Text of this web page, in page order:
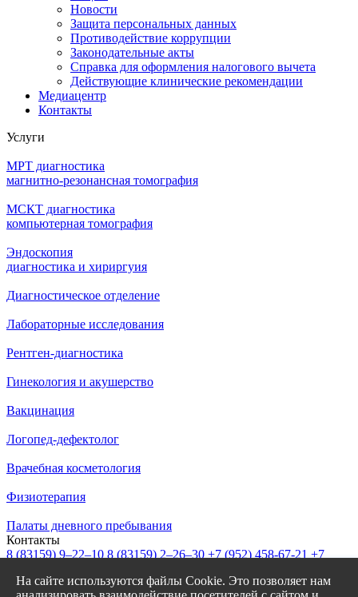
Новости
Защита персональных данных
Противодействие коррупции
Законодательные акты
Справка для оформления налогового вычета
Действующие клинические рекомендации
Медиацентр
Контакты
Услуги
МРТ диагностика
магнитно-резонансная томография
МСКТ диагностика
компьютерная томография
Эндоскопия
диагностика и хириргуия
Диагностическое отделение
Лабораторные исследования
Рентген-диагностика
Гинекология и акушерство
Вакцинация
Логопед-дефектолог
Врачебная косметология
Физиотерапия
Палаты дневного пребывания
Контакты
8 (83159) 9–22–10 8 (83159) 2–26–30 +7 (952) 458-67-21 +7
info@garantiya-bor.ru
На сайте используются файлы Cookie. Это позволяет нам